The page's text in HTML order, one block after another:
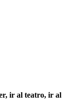
ir al teatro, ir al